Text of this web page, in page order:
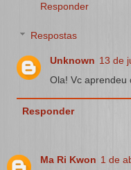
Responder
Respostas
Unknown 13 de
Ola! Vc aprendeu
Responder
Ma Ri Kwon 1 de